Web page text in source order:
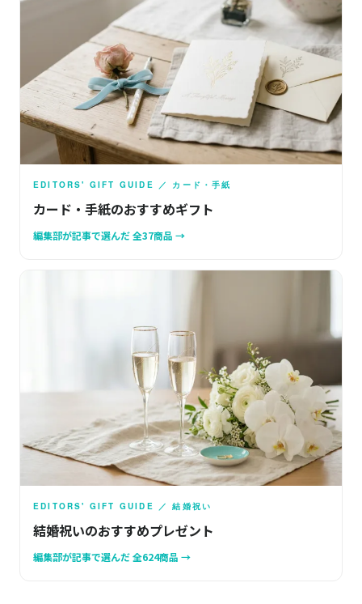
EDITORS' GIFT GUIDE ／ カード・手紙
カード・手紙のおすすめギフト
編集部が記事で選んだ 全37商品 →
EDITORS' GIFT GUIDE ／ 結婚祝い
結婚祝いのおすすめプレゼント
編集部が記事で選んだ 全624商品 →